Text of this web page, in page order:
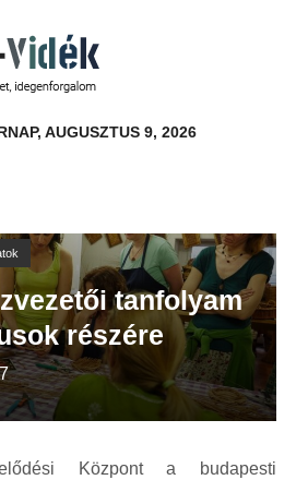
AUGUSZTUS 9, 2026
tanfolyam
részére
Központ a budapesti